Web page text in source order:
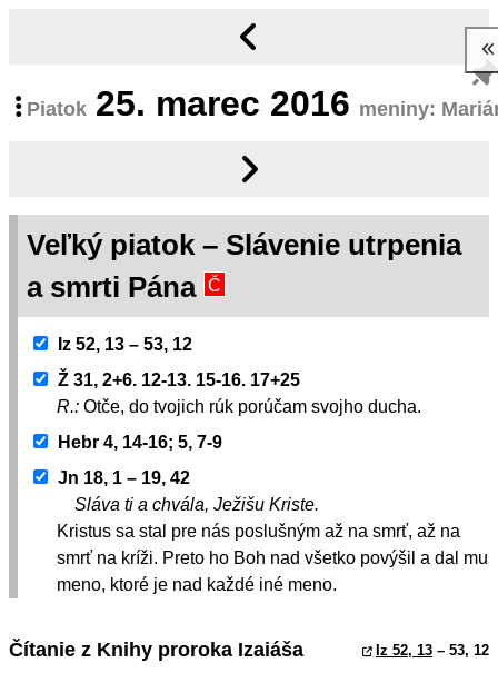
Piatok 25. marec 2016 meniny:
Veľký piatok – Slávenie utrpenia
a smrti Pána Č
Iz 52, 13 – 53, 12
Ž 31, 2+6. 12-13. 15-16. 17+25
R.: Otče, do tvojich rúk porúčam svojho ducha.
Hebr 4, 14-16; 5, 7-9
Jn 18, 1 – 19, 42
Sláva ti a chvála, Ježišu Kriste.
Kristus sa stal pre nás poslušným až na smrť, až na
smrť na kríži. Preto ho Boh nad všetko povýšil a dal mu
meno, ktoré je nad každé iné meno.
Čítanie z Knihy proroka Izaiáša Iz 52, 13 – 53, 12